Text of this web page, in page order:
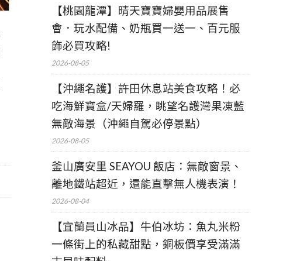
【桃園龍潭】晴天寶寶婦嬰用品展售
會．玩水配備、奶瓶買一送一、百元服
飾必買攻略!
2026-08-05
【沖繩名護】許田休息站美食攻略！必
吃海鮮寶盒/天婦羅，眺望名護灣果凍藍
無敵海景（沖繩自駕必停景點）
2026-08-05
釜山廣安里 SEAYOU 飯店：無敵窗景、
離地鐵站超近，還能直擊無人機表演！
2026-08-04
【宜蘭員山冰品】牛伯冰坊：魚丸米粉
一條街上的私藏甜點，銅板價享受滿滿